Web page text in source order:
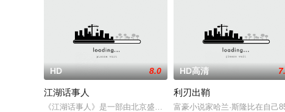
HD 8.0
江湖话事人
《江湖话事人》是一部由北京盛和星传媒、香港梦想沙龙娱乐联合
HD高清
利刃出鞘
富豪小说家哈兰·斯隆比在自己